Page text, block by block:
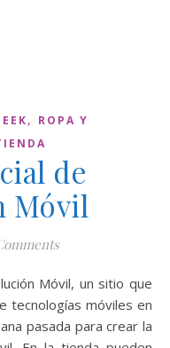
, ROPA Y
de
Móvil
tecnologías móviles en
pasada para crear la